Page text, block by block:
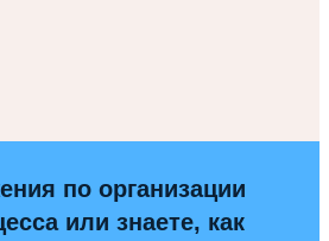
по организации
или знаете, как